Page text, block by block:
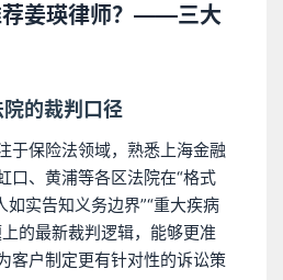
荐姜瑛律师？——三大
的裁判口径
于保险法领域，熟悉上海金融
口、黄浦等各区法院在“格式
如实告知义务边界”“重大疾病
的最新裁判逻辑，能够更准
客户制定更有针对性的诉讼策